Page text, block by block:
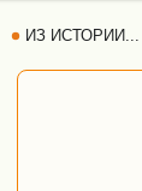
ИЗ ИСТОРИИ...